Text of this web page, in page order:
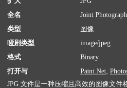
全名
Joint
类型
图像
哑剧类型
image/jpeg
格式
Binary
打开与
Paint.Net,
JPG 文件是一种压缩且高效的图像文件